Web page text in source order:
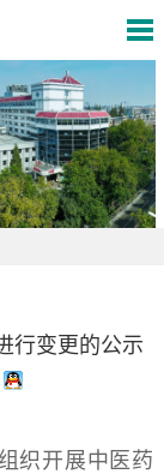
行变更的公示
织开展中医药